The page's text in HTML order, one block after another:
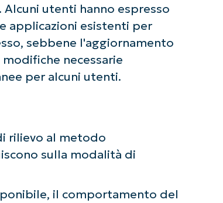
utenti hanno espresso
applicazioni esistenti per
sebbene l'aggiornamento
necessarie
per alcuni utenti.
rilievo al metodo
sulla modalità di
il comportamento del